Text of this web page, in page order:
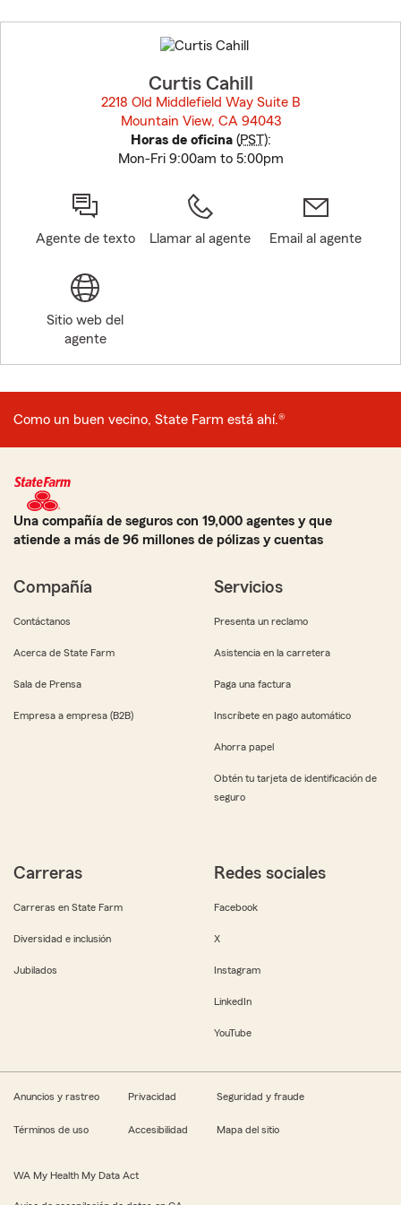
to
before
Curtis Cahill
2218 Old Middlefield Way Suite B
Mountain View, CA 94043
Horas de oficina(PST):
Mon-Fri 9:00am to 5:00pm
Agente de texto Llamar al agente Email al agente
Sitio web del
agente
Como un buen vecino, State Farm está ahí.®
Una compañía de seguros con 19,000 agentes y que
atiende a más de 96 millones de pólizas y cuentas
Compañía
Contáctanos
Acerca de State Farm
Sala de Prensa
Empresa a empresa (B2B)
Servicios
Presenta un reclamo
Asistencia en la carretera
Paga una factura
Inscríbete en pago automático
Ahorra papel
Obtén tu tarjeta de identificación de
seguro
Carreras
Carreras en State Farm
Diversidad e inclusión
Jubilados
Redes sociales
Facebook
X
Instagram
LinkedIn
YouTube
Anuncios y rastreo Privacidad Seguridad y fraude
Términos de uso Accesibilidad Mapa del sitio
WA My Health My Data Act